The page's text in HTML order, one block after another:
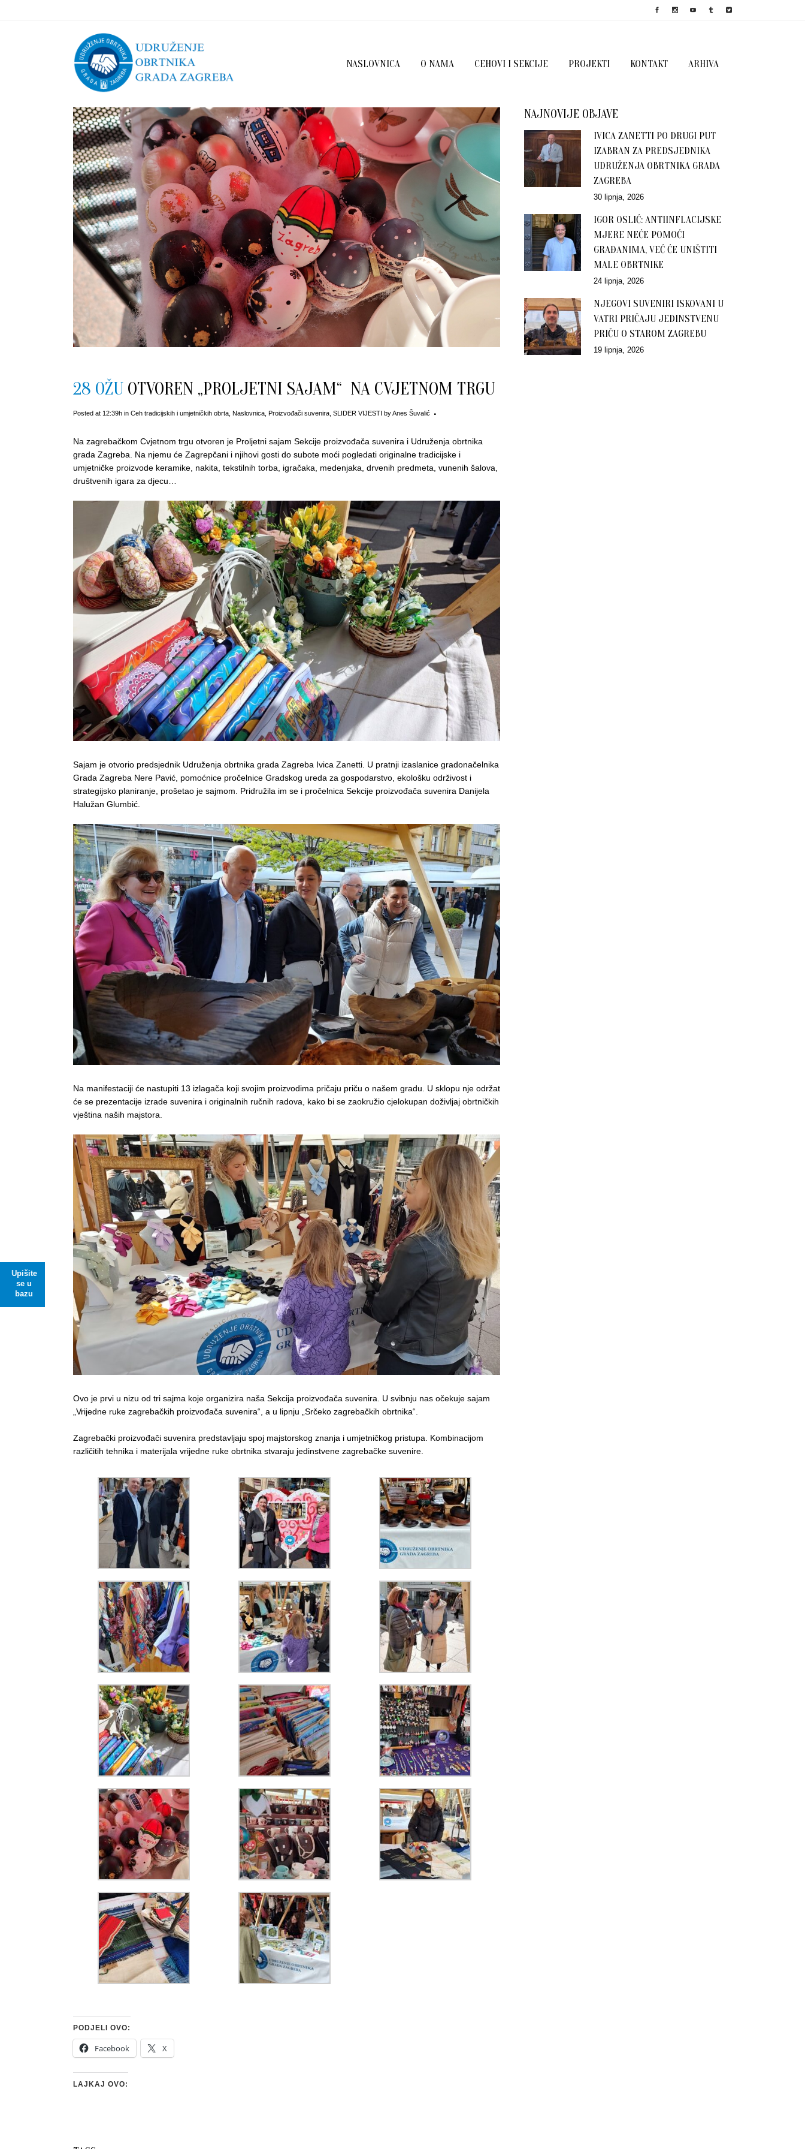
NASLOVNICA O NAMA CEHOVI I SEKCIJE PROJEKTI KONTAKT ARHIVA
Upišite
se u
bazu
28 OŽU OTVOREN „PROLJETNI SAJAM“ NA CVJETNOM TRGU
Posted at 12:39h in Ceh tradicijskih i umjetničkih obrta Naslovnica Proizvođači suvenira SLIDER VIJESTI byAnes Šuvalić
Na zagrebačkom Cvjetnom trgu otvoren je Proljetni sajam Sekcije proizvođača suvenira i Udruženja obrtnika
grada Zagreba. Na njemu će Zagrepčani i njihovi gosti do subote moći pogledati originalne tradicijske i
umjetničke proizvode keramike, nakita, tekstilnih torba, igračaka, medenjaka, drvenih predmeta, vunenih šalova,
društvenih igara za djecu…
Sajam je otvorio predsjednik Udruženja obrtnika grada Zagreba Ivica Zanetti. U pratnji izaslanice gradonačelnika
Grada Zagreba Nere Pavić, pomoćnice pročelnice Gradskog ureda za gospodarstvo, ekološku održivost i
strategijsko planiranje, prošetao je sajmom. Pridružila im se i pročelnica Sekcije proizvođača suvenira Danijela
Halužan Glumbić.
Na manifestaciji će nastupiti 13 izlagača koji svojim proizvodima pričaju priču o našem gradu. U sklopu nje održat
će se prezentacije izrade suvenira i originalnih ručnih radova, kako bi se zaokružio cjelokupan doživljaj obrtničkih
vještina naših majstora.
Ovo je prvi u nizu od tri sajma koje organizira naša Sekcija proizvođača suvenira. U svibnju nas očekuje sajam
„Vrijedne ruke zagrebačkih proizvođača suvenira“, a u lipnju „Srčeko zagrebačkih obrtnika“.
Zagrebački proizvođači suvenira predstavljaju spoj majstorskog znanja i umjetničkog pristupa. Kombinacijom
različitih tehnika i materijala vrijedne ruke obrtnika stvaraju jedinstvene zagrebačke suvenire.
PODJELI OVO:
Facebook X
LAJKAJ OVO:
NAJNOVIJE OBJAVE
IVICA ZANETTI PO DRUGI PUT
IZABRAN ZA PREDSJEDNIKA
UDRUŽENJA OBRTNIKA GRADA
ZAGREBA
30 lipnja, 2026
IGOR OSLIĆ: ANTIINFLACIJSKE
MJERE NEĆE POMOĆI
GRAĐANIMA, VEĆ ĆE UNIŠTITI
MALE OBRTNIKE
24 lipnja, 2026
NJEGOVI SUVENIRI ISKOVANI U
VATRI PRIČAJU JEDINSTVENU
PRIČU O STAROM ZAGREBU
19 lipnja, 2026